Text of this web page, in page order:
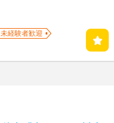
未経験者歓迎